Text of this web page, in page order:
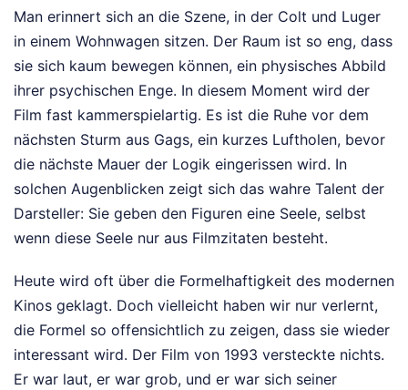
Man erinnert sich an die Szene, in der Colt und Luger
in einem Wohnwagen sitzen. Der Raum ist so eng, dass
sie sich kaum bewegen können, ein physisches Abbild
ihrer psychischen Enge. In diesem Moment wird der
Film fast kammerspielartig. Es ist die Ruhe vor dem
nächsten Sturm aus Gags, ein kurzes Luftholen, bevor
die nächste Mauer der Logik eingerissen wird. In
solchen Augenblicken zeigt sich das wahre Talent der
Darsteller: Sie geben den Figuren eine Seele, selbst
wenn diese Seele nur aus Filmzitaten besteht.
Heute wird oft über die Formelhaftigkeit des modernen
Kinos geklagt. Doch vielleicht haben wir nur verlernt,
die Formel so offensichtlich zu zeigen, dass sie wieder
interessant wird. Der Film von 1993 versteckte nichts.
Er war laut, er war grob, und er war sich seiner